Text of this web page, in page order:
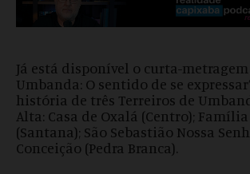
Já está disponível o curta-metragem
Umbanda: O sentido de se
história de três Terreiros de
Alta: Casa de Oxalá (Centro);
(Santana); São Sebastião Nossa
Conceição (Pedra Branca).